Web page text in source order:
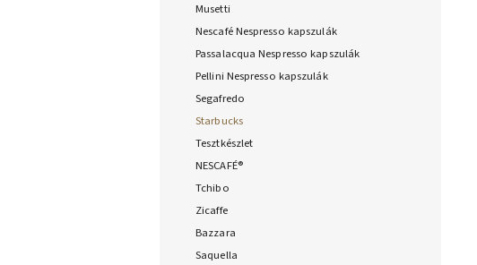
Musetti
Nescafé Nespresso kapszulák
Passalacqua Nespresso kapszulák
Pellini Nespresso kapszulák
Segafredo
Starbucks
Tesztkészlet
NESCAFÉ®
Tchibo
Zicaffe
Bazzara
Saquella